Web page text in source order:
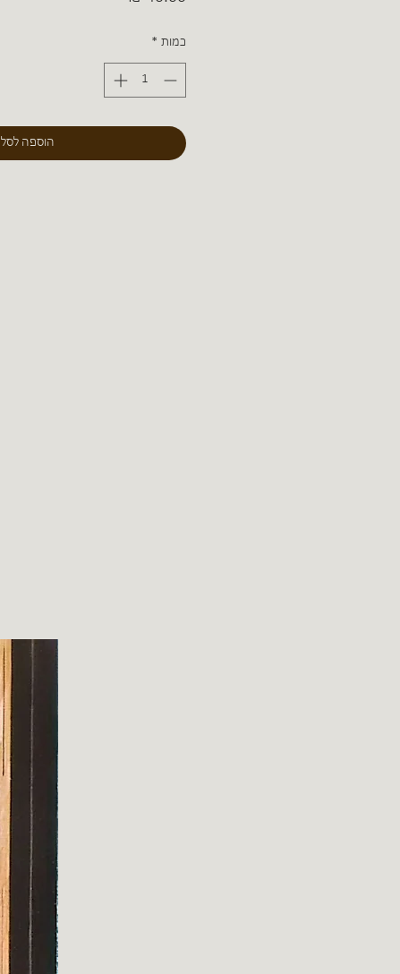
כמות *
הוספה לסל